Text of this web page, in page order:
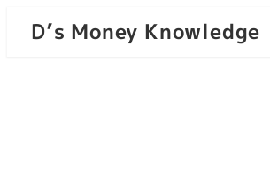
D’s Money Knowledge